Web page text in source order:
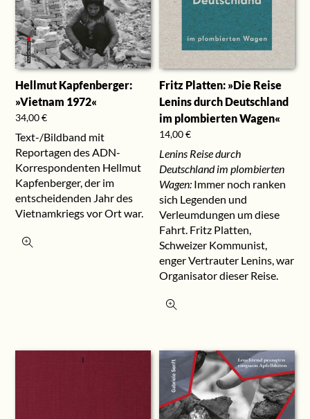
Hellmut Kapfenberger:
»Vietnam 1972«
34,00€
Text-/Bildband mit
Reportagen des ADN-
Korrespondenten Hellmut
Kapfenberger, der im
entscheidenden Jahr des
Vietnamkriegs vor Ort war.
Fritz Platten: »Die Reise
Lenins durch Deutschland
im plombierten Wagen«
14,00€
Lenins Reise durch
Deutschland im plombierten
Wagen: Immer noch ranken
sich Legenden und
Verleumdungen um diese
Fahrt. Fritz Platten,
Schweizer Kommunist,
enger Vertrauter Lenins, war
Organisator dieser Reise.